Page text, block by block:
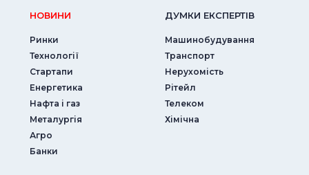
НОВИНИ
Ринки
Технології
Стартапи
Енергетика
Нафта і газ
Металургія
Агро
Банки
ДУМКИ ЕКСПЕРТIВ
Машинобудування
Транспорт
Нерухомість
Рітейл
Телеком
Хімічна